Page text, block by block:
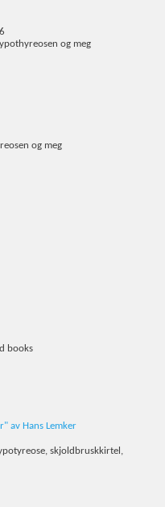
av Hans Lemker